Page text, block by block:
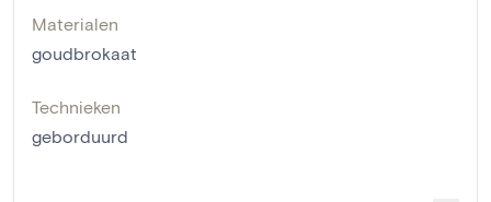
Materialen
goudbrokaat
Technieken
geborduurd